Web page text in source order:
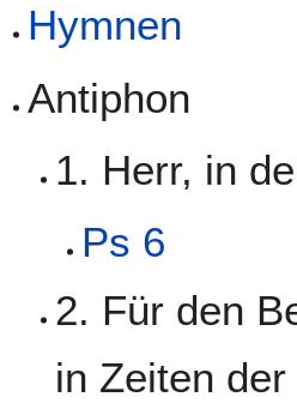
Hymnen
Antiphon
1. Herr, in
Ps 6
2. Für den
in Zeiten